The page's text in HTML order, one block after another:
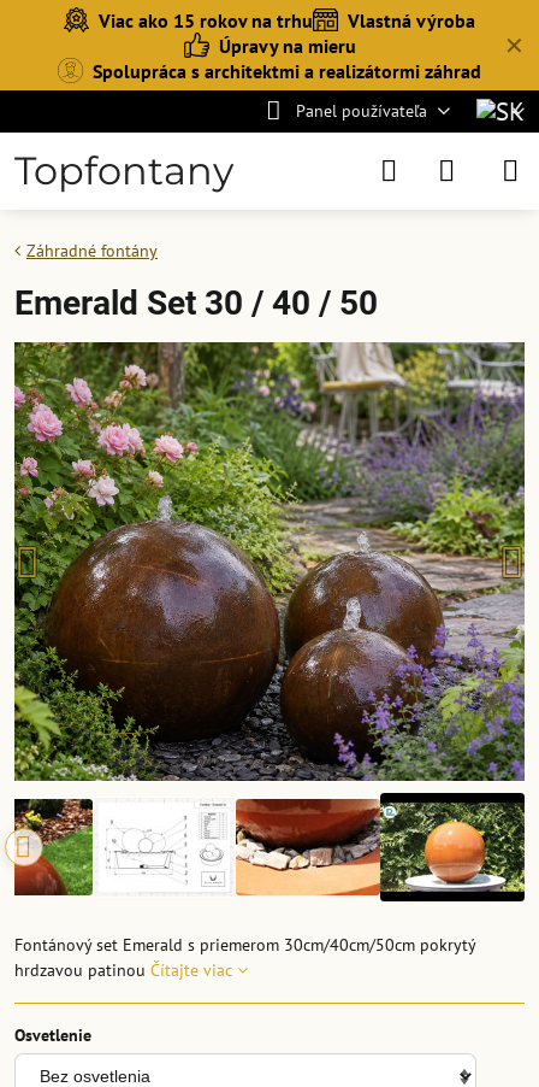
✕
Viac ako 15 rokov na trhu
Vlastná výroba
Úpravy na mieru
Spolupráca s architektmi a realizátormi záhrad
Panel používateľa
Topfontany
Záhradné fontány
Emerald Set 30 / 40 / 50
Fontánový set Emerald s priemerom 30cm/40cm/50cm pokrytý
hrdzavou patinou Čítajte viac
Osvetlenie